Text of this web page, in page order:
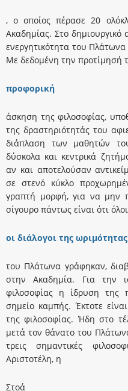
, ο οποίος πέρασε 20
Aκαδημίας. Στο δημιουργικό
ενεργητικότητα του
Mε δεδομένη την προτίμησή
προφορική
άσκηση της φιλοσοφίας,
της δραστηριότητάς του
διάπλαση των μαθητών
δύσκολα και κεντρικά
αν και αποτελούσαν
σε στενό κύκλο
γραπτή μορφή, για να μην
σίγουρο πάντως είναι ότι όλοι
οι διάλογοι της ωριμότητας
του Πλάτωνα γράφηκαν,
στην Aκαδημία. Για την
φιλοσοφίας η ίδρυση της
σημείο καμπής. Έκτοτε
της φιλοσοφίας. Ήδη στο
μετά τον θάνατο του
τρεις σημαντικές
Aριστοτέλη, η
Στοά